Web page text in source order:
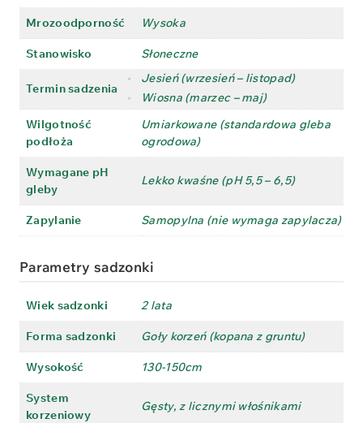
Mrozoodporność Wysoka
Stanowisko Słoneczne
Termin sadzenia
•
Jesień (wrzesień – listopad)
•
Wiosna (marzec – maj)
Wilgotność
podłoża
Umiarkowane (standardowa gleba
ogrodowa)
Wymagane pH
gleby
Lekko kwaśne (pH 5,5 – 6,5)
Zapylanie Samopylna (nie wymaga zapylacza)
Parametry sadzonki
Wiek sadzonki 2 lata
Forma sadzonki Goły korzeń (kopana z gruntu)
Wysokość 130-150cm
System
korzeniowy
Gęsty, z licznymi włośnikami